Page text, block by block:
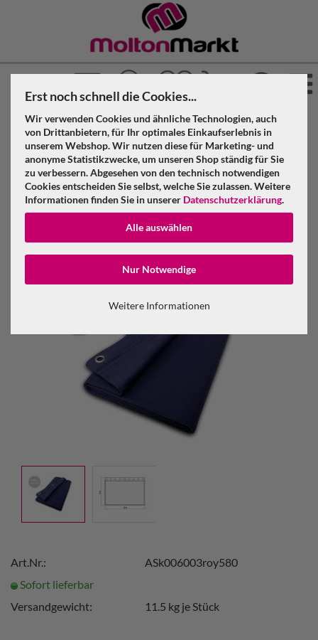
Erst noch schnell die Cookies...
Wir verwenden Cookies und ähnliche Technologien, auch
von Drittanbietern, für Ihr optimales Einkaufserlebnis in
unserem Webshop. Wir nutzen diese für Marketing- und
anonyme Statistikzwecke, um unseren Shop ständig für Sie
zu verbessern. Abgesehen von den technisch notwendigen
Cookies entscheiden Sie selbst, welche Sie zulassen. Weitere
Informationen finden Sie in unserer Datenschutzerklärung.
Alle auswählen
Nur Notwendige
Weitere Informationen
Konto erstellen
Molton Markt » Molton » Schwere Stoffe ab 500 g
Schwere Vorhänge 580 g » Royalblau »
Schwerer Vorhang royalblau Molton 580 g/m² B=6m (geöst) x
H=3m
Schwerer Vorhang royalblau Molton 580
g/m² B=6m (geöst) x H=3m
Art.Nr.:
ASk006003roy580
Sofort lieferbar
Versandgewicht:
11.5 kg je Stück